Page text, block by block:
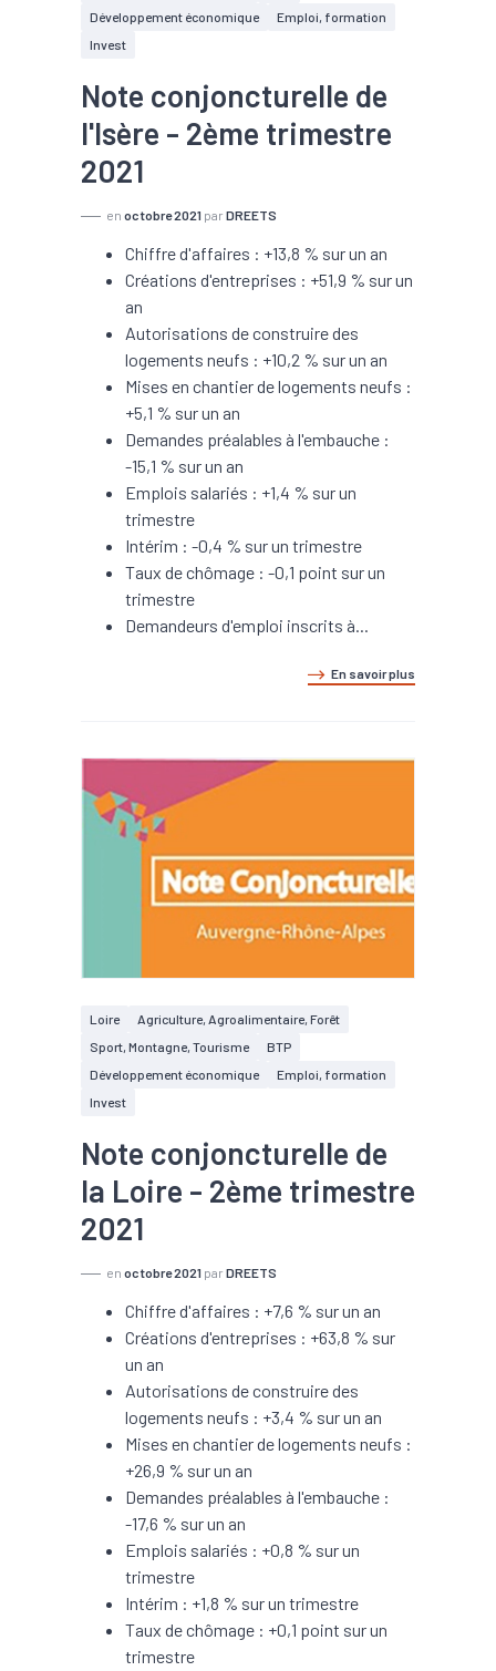
Développement économique
Emploi, formation
Invest
Note conjoncturelle de
l'Isère - 2ème trimestre
2021
en octobre 2021 par DREETS
Chiffre d'affaires : +13,8 % sur un an
Créations d'entreprises : +51,9 % sur un
an
Autorisations de construire des
logements neufs : +10,2 % sur un an
Mises en chantier de logements neufs :
+5,1 % sur un an
Demandes préalables à l'embauche :
-15,1 % sur un an
Emplois salariés : +1,4 % sur un
trimestre
Intérim : -0,4 % sur un trimestre
Taux de chômage : -0,1 point sur un
trimestre
Demandeurs d'emploi inscrits à...
En savoir plus
Loire
Agriculture, Agroalimentaire, Forêt
Sport, Montagne, Tourisme
BTP
Développement économique
Emploi, formation
Invest
Note conjoncturelle de
la Loire - 2ème trimestre
2021
en octobre 2021 par DREETS
Chiffre d'affaires : +7,6 % sur un an
Créations d'entreprises : +63,8 % sur
un an
Autorisations de construire des
logements neufs : +3,4 % sur un an
Mises en chantier de logements neufs :
+26,9 % sur un an
Demandes préalables à l'embauche :
-17,6 % sur un an
Emplois salariés : +0,8 % sur un
trimestre
Intérim : +1,8 % sur un trimestre
Taux de chômage : +0,1 point sur un
trimestre